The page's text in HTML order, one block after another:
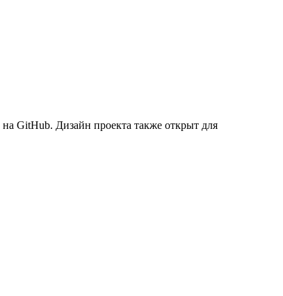
GitHub. Дизайн проекта также открыт для